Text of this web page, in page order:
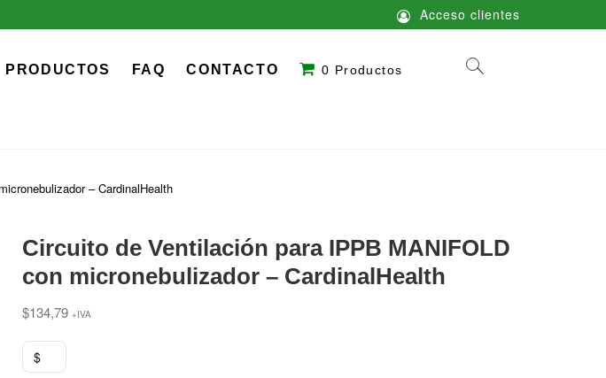
Acceso clientes
C.A.
PRODUCTOS FAQ CONTACTO 0 Productos
– CardinalHealth
Circuito de Ventilación para IPPB MANIFOLD
con micronebulizador – CardinalHealth
$134,79 +IVA
$